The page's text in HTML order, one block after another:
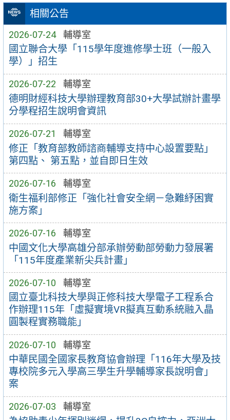
相關公告
2026-07-24 輔導室
國立聯合大學「115學年度進修學士班（一般入
學）」招生
2026-07-22 輔導室
德明財經科技大學辦理教育部30+大學試辦計畫學
分學程招生說明會資訊
2026-07-21 輔導室
修正「教育部教師諮商輔導支持中心設置要點」
第四點、 第五點，並自即日生效
2026-07-16 輔導室
衛生福利部修正「強化社會安全網－急難紓困實
施方案」
2026-07-16 輔導室
中國文化大學高雄分部承辦勞動部勞動力發展署
「115年度產業新尖兵計畫」
2026-07-10 輔導室
國立臺北科技大學與正修科技大學電子工程系合
作辦理115年「虛擬實境VR擬真互動系統融入晶
圓製程實務職能」
2026-07-10 輔導室
中華民國全國家長教育協會辦理「116年大學及技
專校院多元入學高三學生升學輔導家長說明會」
案
2026-07-03 輔導室